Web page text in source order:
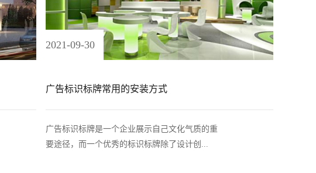
广告标识标牌常用的安装方式
2021-09-30
广告标识标牌是一个企业展示自己文化气质的重
要途径，而一个优秀的标识标牌除了设计创...